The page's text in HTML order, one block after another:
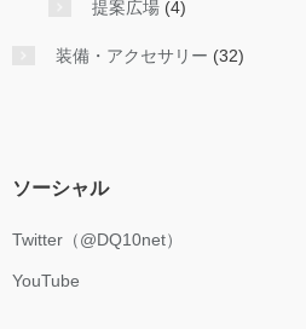
提案広場 (4)
装備・アクセサリー (32)
ソーシャル
Twitter（@DQ10net）
YouTube